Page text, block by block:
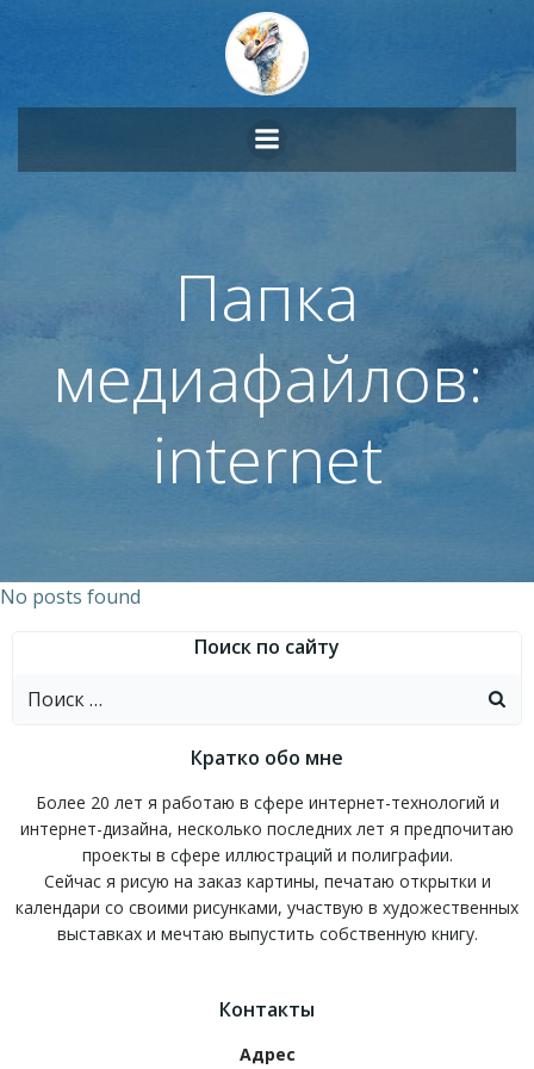
Перейти
к
содержимому
Папка
медиафайлов:
internet
No posts found
Поиск по сайту
Найти:
Кратко обо мне
Более 20 лет я работаю в сфере интернет-технологий и
интернет-дизайна, несколько последних лет я предпочитаю
проекты в сфере иллюстраций и полиграфии.
Сейчас я рисую на заказ картины, печатаю открытки и
календари со своими рисунками, участвую в художественных
выставках и мечтаю выпустить собственную книгу.
Контакты
Адрес